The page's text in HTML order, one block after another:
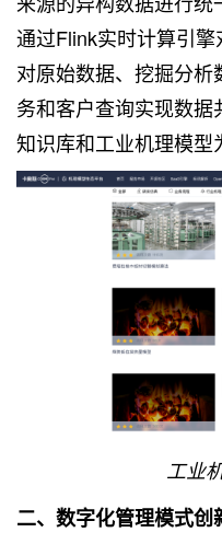
通过Flink实时计算引
对原始数据、挖掘分
务和客户查询实现数
知识库和工业机理模型
工业
二、数字化管理模式创